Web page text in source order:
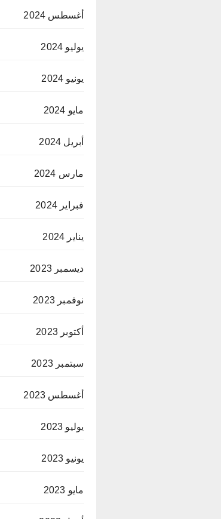
أغسطس 2024
يوليو 2024
يونيو 2024
مايو 2024
أبريل 2024
مارس 2024
فبراير 2024
يناير 2024
ديسمبر 2023
نوفمبر 2023
أكتوبر 2023
سبتمبر 2023
أغسطس 2023
يوليو 2023
يونيو 2023
مايو 2023